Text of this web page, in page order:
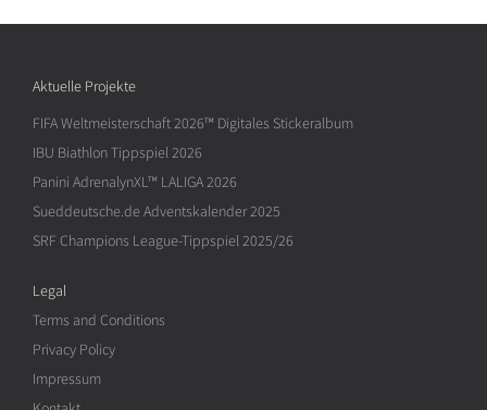
Aktuelle Projekte
FIFA Weltmeisterschaft 2026™ Digitales Stickeralbum
IBU Biathlon Tippspiel 2026
Panini AdrenalynXL™ LALIGA 2026
Sueddeutsche.de Adventskalender 2025
SRF Champions League-Tippspiel 2025/26
Legal
Terms and Conditions
Privacy Policy
Impressum